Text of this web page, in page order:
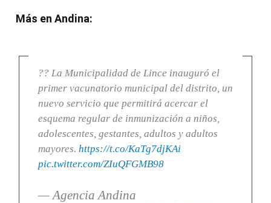
Más en Andina:
?? La Municipalidad de Lince inauguró el
primer vacunatorio municipal del distrito, un
nuevo servicio que permitirá acercar el
esquema regular de inmunización a niños,
adolescentes, gestantes, adultos y adultos
mayores. https://t.co/KaTg7djKAi
pic.twitter.com/ZIuQFGMB98
— Agencia Andina